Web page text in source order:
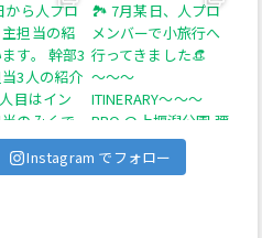
Instagram でフォロー